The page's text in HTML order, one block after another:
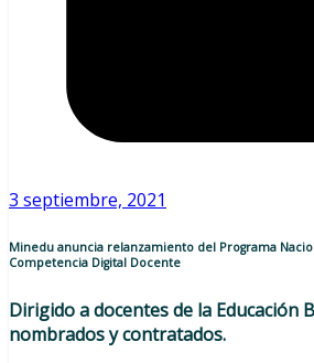
3 septiembre, 2021
Minedu anuncia relanzamiento del Programa
Competencia Digital Docente
Dirigido a docentes de la Educación
nombrados y contratados.